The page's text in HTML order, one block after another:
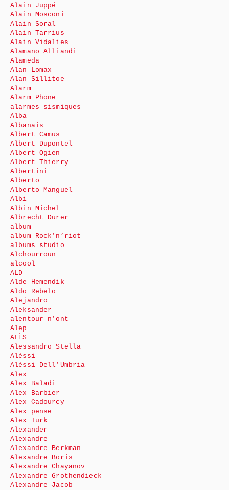
Alain Juppé
Alain Mosconi
Alain Soral
Alain Tarrius
Alain Vidalies
Alamano Alliandi
Alameda
Alan Lomax
Alan Sillitoe
Alarm
Alarm Phone
alarmes sismiques
Alba
Albanais
Albert Camus
Albert Dupontel
Albert Ogien
Albert Thierry
Albertini
Alberto
Alberto Manguel
Albi
Albin Michel
Albrecht Dürer
album
album Rock’n’riot
albums studio
Alchourroun
alcool
ALD
Alde Hemendik
Aldo Rebelo
Alejandro
Aleksander
alentour n’ont
Alep
ALÈS
Alessandro Stella
Alèssi
Alèssi Dell’Umbria
Alex
Alex Baladi
Alex Barbier
Alex Cadourcy
Alex pense
Alex Türk
Alexander
Alexandre
Alexandre Berkman
Alexandre Boris
Alexandre Chayanov
Alexandre Grothendieck
Alexandre Jacob